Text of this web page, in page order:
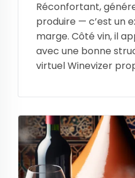
Réconfortant,
produire — c’est un
marge. Côté vin, il
avec une bonne
virtuel Winevizer